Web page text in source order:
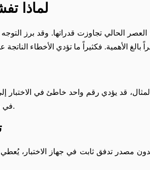
لماذا
العصر الحالي تجاوزت قدراتها. وقد برز
قد يؤدي رقم واحد خاطئ في الاختبار
في محطات الاختبار، مما يؤدي إلى أخطاء تزيد من مستويات المياه غير المحصّلة لاحقًا.
مصدر تدفق ثابت في جهاز الاختبار،